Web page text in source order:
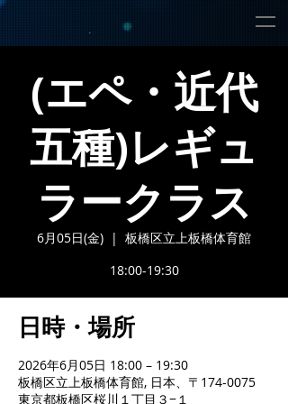
(エペ・近代
五種)レギュ
ラークラス
6月05日(金)
  |
板橋区立上板橋体育館
18:00-19:30
日時・場所
2026年6月05日 18:00 – 19:30
板橋区立上板橋体育館, 日本、〒174-0075
東京都板橋区桜川１丁目３−１